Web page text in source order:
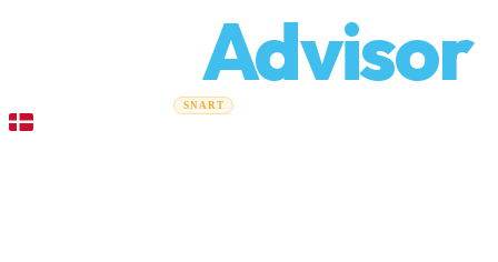
Advisor
Flyttefirmaer SNART